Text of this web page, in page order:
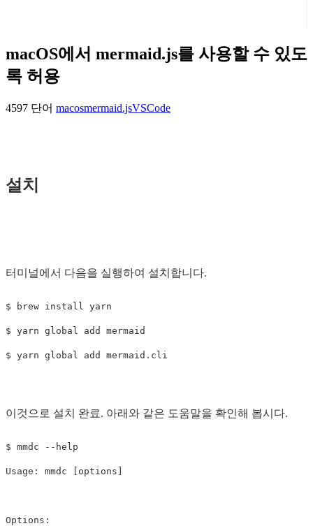
macOS에서 mermaid.js를 사용할 수 있도
록 허용
4597 단어 macosmermaid.jsVSCode
설치
터미널에서 다음을 실행하여 설치합니다.
$ brew install
$
$
이것으로 설치 완료. 아래와 같은 도움말을 확인해 봅시다.
$ mmdc --help
Usage: mmdc options]
Options: